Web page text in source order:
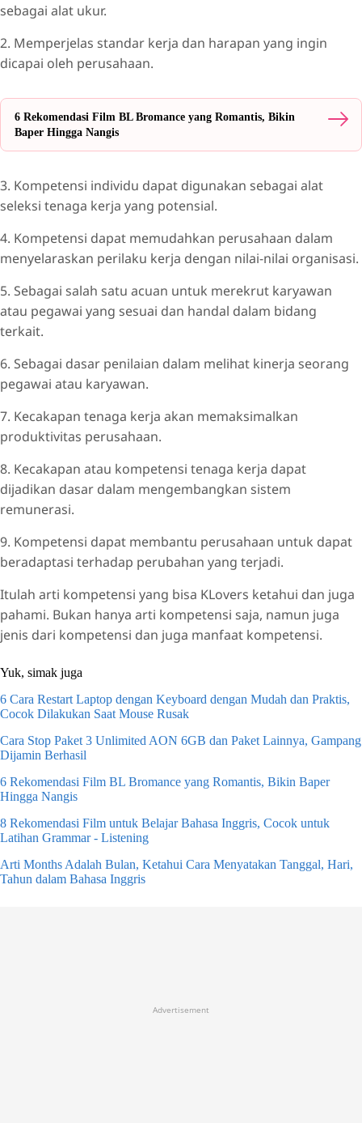
sebagai alat ukur.
2. Memperjelas standar kerja dan harapan yang ingin
dicapai oleh perusahaan.
6 Rekomendasi Film BL Bromance yang Romantis, Bikin
Baper Hingga Nangis
3. Kompetensi individu dapat digunakan sebagai alat
seleksi tenaga kerja yang potensial.
4. Kompetensi dapat memudahkan perusahaan dalam
menyelaraskan perilaku kerja dengan nilai-nilai organisasi.
5. Sebagai salah satu acuan untuk merekrut karyawan
atau pegawai yang sesuai dan handal dalam bidang
terkait.
6. Sebagai dasar penilaian dalam melihat kinerja seorang
pegawai atau karyawan.
7. Kecakapan tenaga kerja akan memaksimalkan
produktivitas perusahaan.
8. Kecakapan atau kompetensi tenaga kerja dapat
dijadikan dasar dalam mengembangkan sistem
remunerasi.
9. Kompetensi dapat membantu perusahaan untuk dapat
beradaptasi terhadap perubahan yang terjadi.
Itulah arti kompetensi yang bisa KLovers ketahui dan juga
pahami. Bukan hanya arti kompetensi saja, namun juga
jenis dari kompetensi dan juga manfaat kompetensi.
Yuk, simak juga
6 Cara Restart Laptop dengan Keyboard dengan Mudah dan Praktis,
Cocok Dilakukan Saat Mouse Rusak
Cara Stop Paket 3 Unlimited AON 6GB dan Paket Lainnya, Gampang
Dijamin Berhasil
6 Rekomendasi Film BL Bromance yang Romantis, Bikin Baper
Hingga Nangis
8 Rekomendasi Film untuk Belajar Bahasa Inggris, Cocok untuk
Latihan Grammar - Listening
Arti Months Adalah Bulan, Ketahui Cara Menyatakan Tanggal, Hari,
Tahun dalam Bahasa Inggris
Advertisement